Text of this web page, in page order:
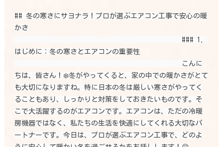
## 冬の寒さにサヨナラ！プロが選ぶエアコン工事で安心の暖
かさ
はじめに：冬の寒さとエアコンの重要性
ちは、皆さん！❄️冬がやってくると、家の中での暖かさがとて
も大切になりますね。特に日本の冬は厳しい寒さがやってく
ることもあり、しっかりと対策をしておきたいものです。そ
こで大活躍するのがエアコンです。エアコンは、ただの冷暖
房機器ではなく、私たちの生活を快適にしてくれる大切なパ
ートナーです。今日は、プロが選ぶエアコン工事で、どのよ